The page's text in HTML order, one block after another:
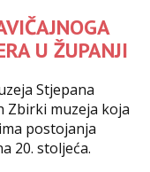
U ŽUPANJI
Stjepana
Zbirki muzeja koja
postojanja
20. stoljeća.